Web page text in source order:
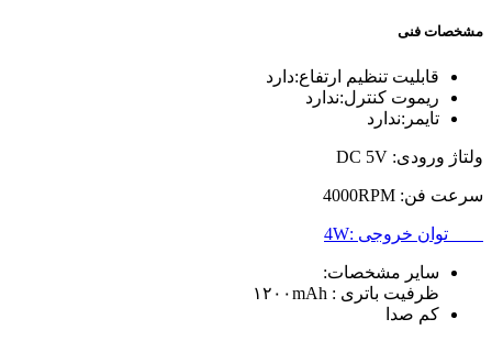
مشخصات فنی
قابلیت تنظیم ارتفاع:دارد
ریموت کنترل:ندارد
تایمر:ندارد
ولتاژ ورودی: DC 5V
سرعت فن: 4000RPM
توان خروجی :4W
سایر مشخصات:
ظرفیت باتری : ۱۲۰۰mAh
کم صدا